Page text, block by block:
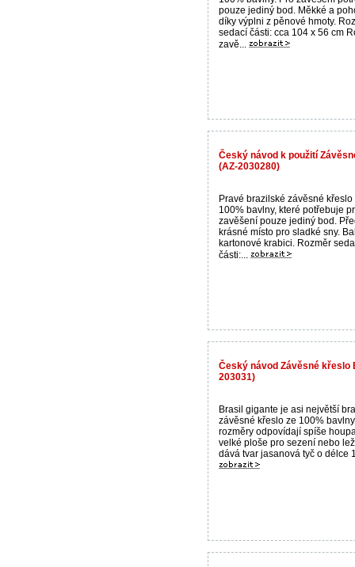
pouze jediný bod. Měkké a
díky výplni z pěnové hmoty.
sedací části: cca 104 x 56 cm
zavě...
Český návod k použití
(AZ-2030280)
Pravé brazilské závěsné křeslo
100% bavlny, které potřebuje
zavěšení pouze jediný bod.
krásné místo pro sladké sny.
kartonové krabici. Rozměr
části:...
Český návod Závěsné křeslo
203031)
Brasil gigante je asi největší
závěsné křeslo ze 100%
rozměry odpovídají spíše
velké ploše pro sezení nebo
dává tvar jasanová tyč o délce